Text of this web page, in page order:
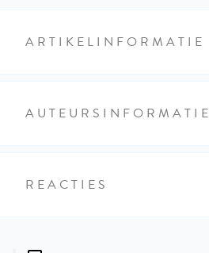
ARTIKELINFORMATIE
AUTEURSINFORMATIE
REACTIES